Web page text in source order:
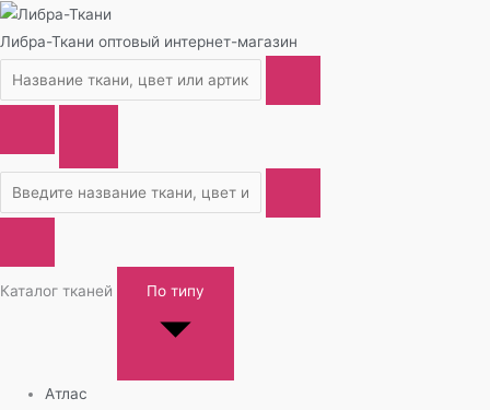
Либра-Ткани оптовый интернет-магазин
Каталог тканей По типу
Атлас